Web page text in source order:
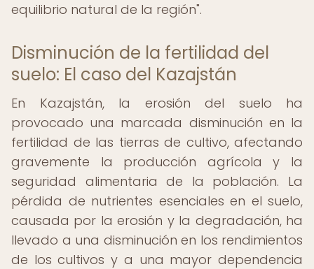
equilibrio natural de la región".
Disminución de la fertilidad del
suelo: El caso del Kazajstán
En Kazajstán, la erosión del suelo ha
provocado una marcada disminución en la
fertilidad de las tierras de cultivo, afectando
gravemente la producción agrícola y la
seguridad alimentaria de la población. La
pérdida de nutrientes esenciales en el suelo,
causada por la erosión y la degradación, ha
llevado a una disminución en los rendimientos
de los cultivos y a una mayor dependencia